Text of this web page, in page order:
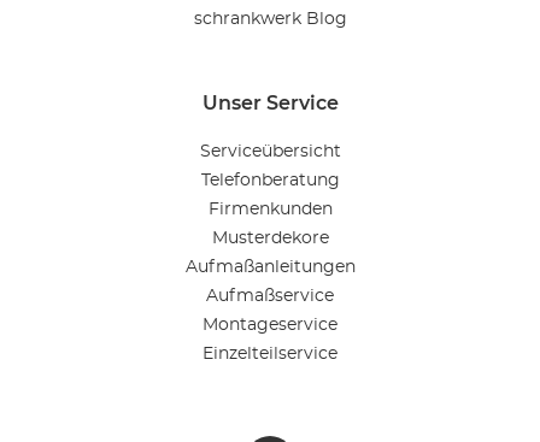
schrankwerk Blog
Unser Service
Serviceübersicht
Telefonberatung
Firmenkunden
Musterdekore
Aufmaßanleitungen
Aufmaßservice
Montageservice
Einzelteilservice